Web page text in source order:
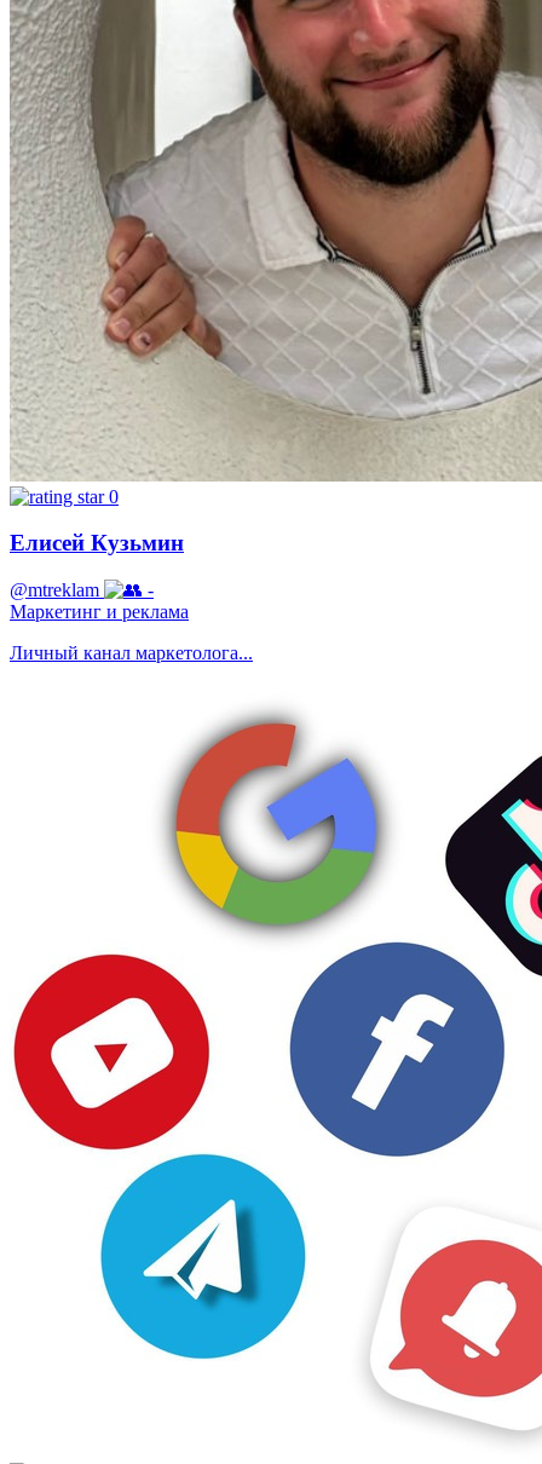
0
Елисей Кузьмин
@mtreklam
-
Маркетинг и реклама
Личный канал маркетолога...